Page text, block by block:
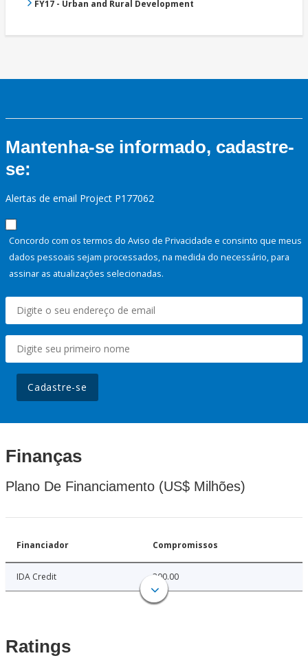
FY17 - Urban and Rural Development
Mantenha-se informado, cadastre-
se:
Alertas de email Project P177062
Concordo com os termos do Aviso de Privacidade e consinto que meus
dados pessoais sejam processados, na medida do necessário, para
assinar as atualizações selecionadas.
Cadastre-se
Finanças
Plano De Financiamento (US$ Milhões)
Financiador Compromissos
IDA Credit 300.00
Ratings